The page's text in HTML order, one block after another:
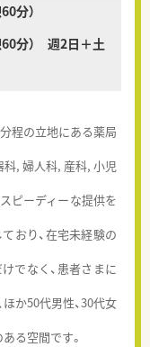
分）
分） 週2日＋土
程の立地にある薬局
科, 婦人科, 産科, 小児
ピーディーな提供を
おり、在宅未経験の
でなく、患者さまに
か50代男性、30代女
る空間です。